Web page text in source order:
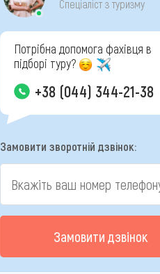
Спеціаліст з туризму
Потрібна допомога фахівця в
підборі туру?
+38 (044) 344-21-38
Замовити зворотній дзвінок:
Замовити дзвінок